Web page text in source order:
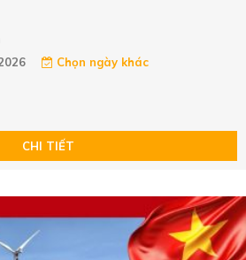
Chọn ngày khác
CHI TIẾT